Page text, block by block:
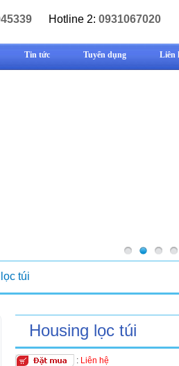
Hotline 2: 0931067020
Tin tức Tuyển dụng Liên
túi
Housing lọc túi
: Liên hệ